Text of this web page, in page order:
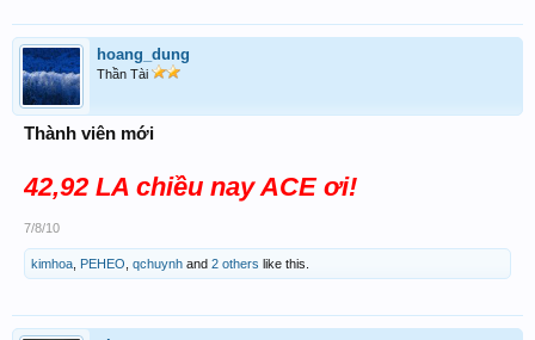
hoang_dung
Thần Tài
Thành viên mới
42,92 LA chiều nay ACE ơi!
7/8/10
kimhoa PEHEO qchuynh and 2 others like this.